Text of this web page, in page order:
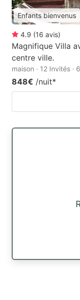
Enfants bienvenus
4.9 (16 avis)
Magnifique Villa
centre ville.
maison · 12 Invités ·
848€ /nuit*